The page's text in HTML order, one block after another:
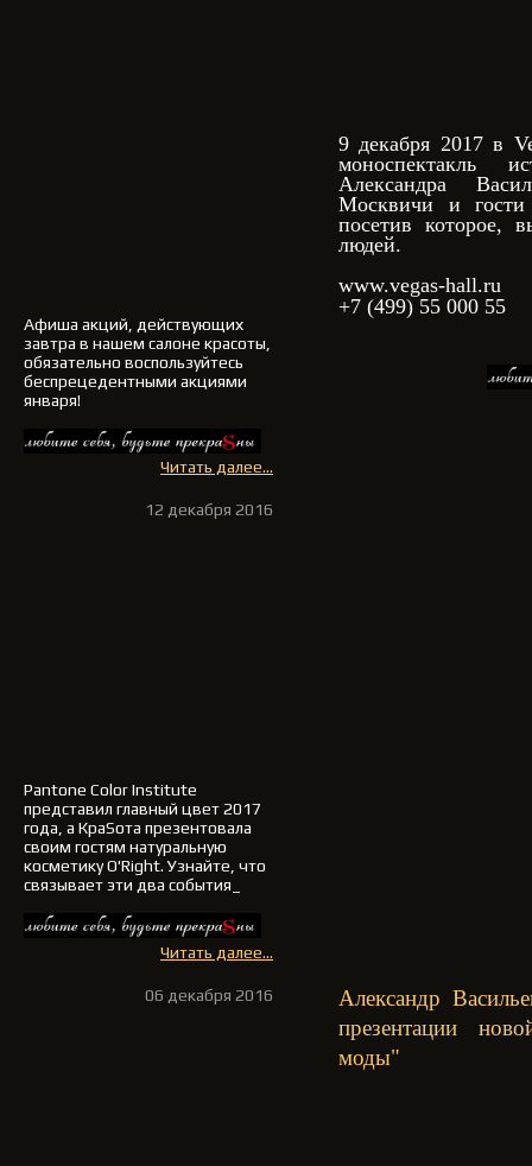
Афиша акций, действующих
завтра в нашем салоне красоты,
обязательно воспользуйтесь
беспрецедентными акциями
января!
Читать далее...
12 декабря 2016
Pantone Color Institute
представил главный цвет 2017
года , а КраSота презентовала
своим гостям натуральную
косметикуO'Right. Узнайте, что
связывает эти два события_
Читать далее...
06 декабря 2016
9 декабря 2017 в
моноспектакль
Александра
Москвичи и гости
посетив которое,
людей.
www.vegas-hall.ru
+7 (499) 55 000 55
Александр
презентации
моды"